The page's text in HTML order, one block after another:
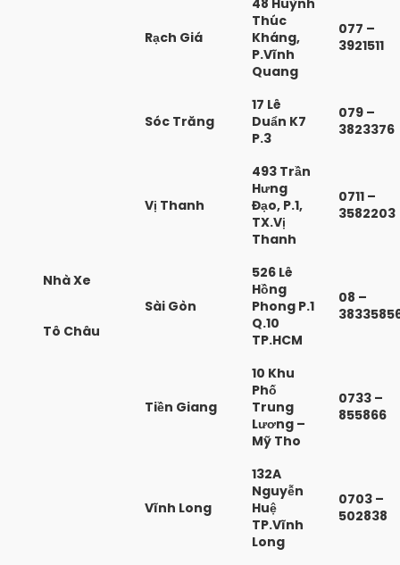
Rạch Giá
48 Huỳnh
Thúc
Kháng,
P.Vĩnh
Quang
077 –
3921511
Sóc Trăng
17 Lê
Duẩn K7
P.3
079 –
3823376
Vị Thanh
493 Trần
Hưng
Đạo, P.1,
TX.Vị
Thanh
0711 –
3582203
Nhà Xe
Sài Gòn
526 Lê
Hồng
Phong P.1
Q.10
TP.HCM
08 –
Tô Châu
Tiền Giang
10 Khu
Phố
Trung
Lương –
Mỹ Tho
0733 –
855866
Vĩnh Long
132A
Nguyễn
Huệ
TP.Vĩnh
Long
0703 –
502838